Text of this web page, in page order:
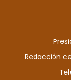
Redacción